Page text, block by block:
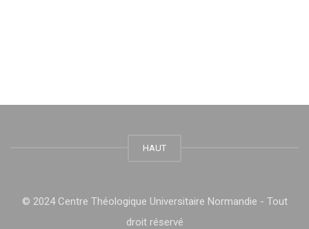
HAUT
© 2024 Centre Théologique Universitaire Normandie - Tout
droit réservé